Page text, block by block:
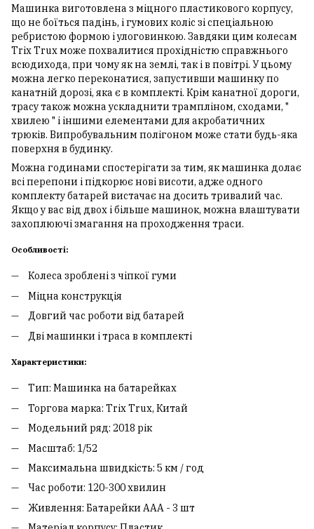
Машинка виготовлена ​​з міцного пластикового корпусу,
що не боїться падінь, і гумових коліс зі спеціальною
ребристою формою і улоговинкою. Завдяки цим колесам
Trix Trux може похвалитися прохідністю справжнього
всюдихода, при чому як на землі, так і в повітрі. У цьому
можна легко переконатися, запустивши машинку по
канатній дорозі, яка є в комплекті. Крім канатної дороги,
трасу також можна ускладнити трампліном, сходами, "
хвилею " і іншими елементами для акробатичних
трюків. Випробувальним полігоном може стати будь-яка
поверхня в будинку.
Можна годинами спостерігати за тим, як машинка долає
всі перепони і підкорює нові висоти, адже одного
комплекту батарей вистачає на досить тривалий час.
Якщо у вас від двох і більше машинок, можна влаштувати
захоплюючі змагання на проходження траси.
Особливості:
Колеса зроблені з чіпкої гуми
Міцна конструкція
Довгий час роботи від батарей
Дві машинки і траса в комплекті
Характеристики:
Тип: Машинка на батарейках
Торгова марка: Trix Trux, Китай
Модельний ряд: 2018 рік
Масштаб: 1/52
Максимальна швидкість: 5 км / год
Час роботи: 120-300 хвилин
Живлення: Батарейки ААА - 3 шт